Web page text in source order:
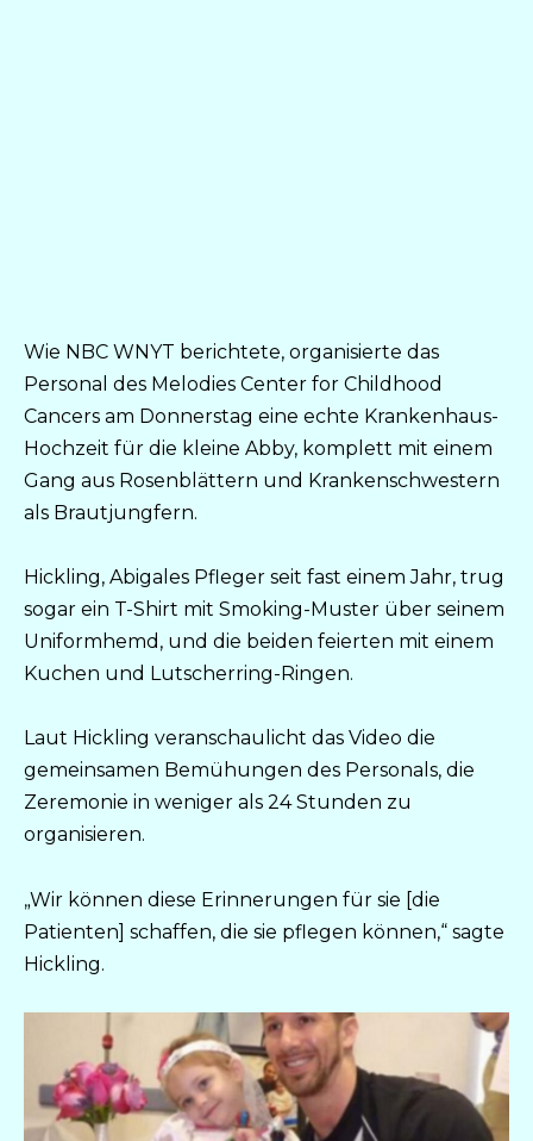
Wie NBC WNYT berichtete, organisierte das
Personal des Melodies Center for Childhood
Cancers am Donnerstag eine echte Krankenhaus-
Hochzeit für die kleine Abby, komplett mit einem
Gang aus Rosenblättern und Krankenschwestern
als Brautjungfern.
Hickling, Abigales Pfleger seit fast einem Jahr, trug
sogar ein T-Shirt mit Smoking-Muster über seinem
Uniformhemd, und die beiden feierten mit einem
Kuchen und Lutscherring-Ringen.
Laut Hickling veranschaulicht das Video die
gemeinsamen Bemühungen des Personals, die
Zeremonie in weniger als 24 Stunden zu
organisieren.
„Wir können diese Erinnerungen für sie [die
Patienten] schaffen, die sie pflegen können,“ sagte
Hickling.